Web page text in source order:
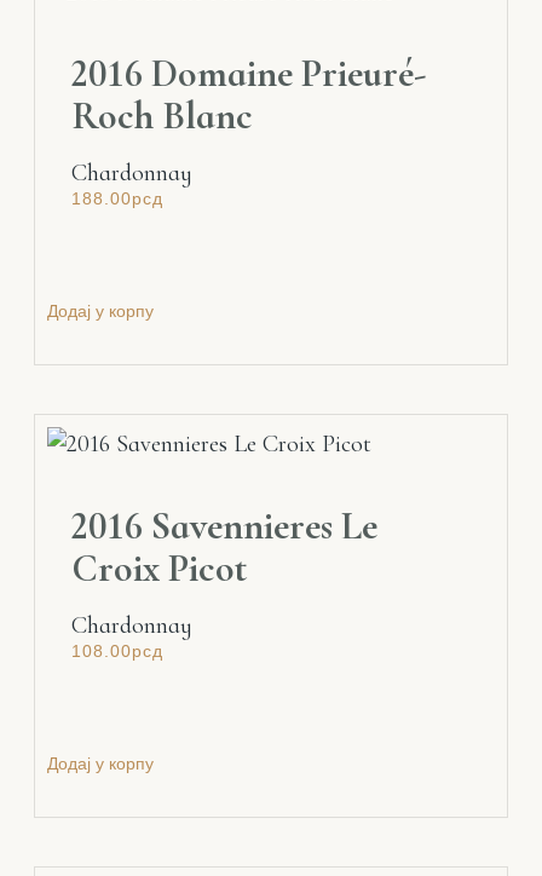
2016 Domaine Prieuré-
Roch Blanc
Chardonnay
188.00рсд
Додај у корпу
2016 Savennieres Le
Croix Picot
Chardonnay
108.00рсд
Додај у корпу